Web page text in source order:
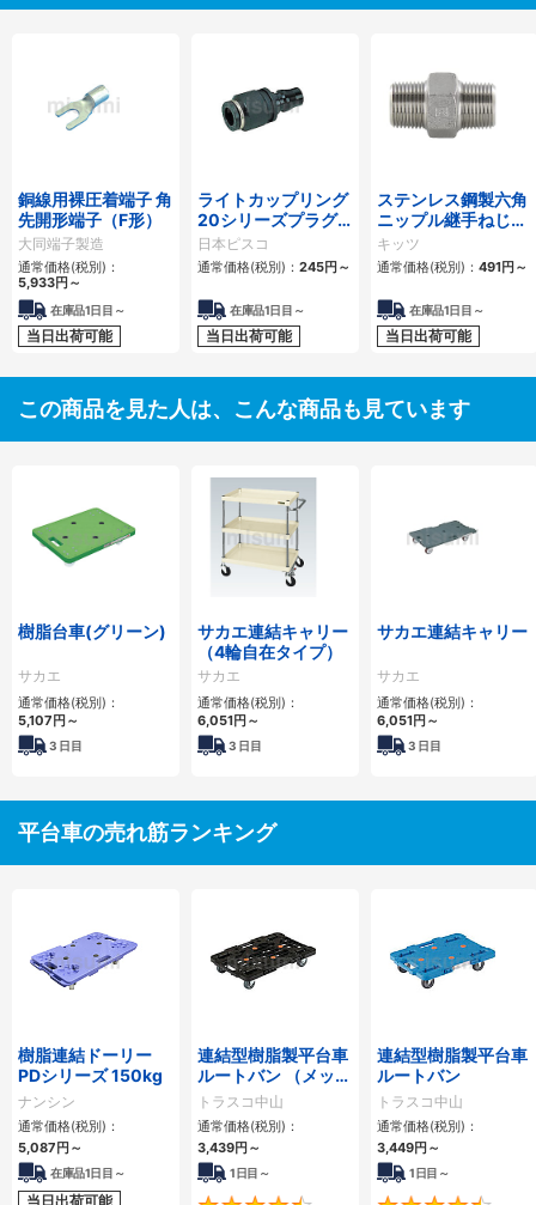
銅線用裸圧着端子 角
先開形端子（F形）
大同端子製造
通常価格(税別)：
5,933円～
在庫品1日目～
当日出荷可能
ライトカップリング
20シリーズプラグ
ワンタッチ継手付ス
トレート
日本ピスコ
通常価格(税別)： 245円～
在庫品1日目～
当日出荷可能
ステンレス鋼製六角
ニップル継手ねじ込
み
キッツ
通常価格(税別)： 491円～
在庫品1日目～
当日出荷可能
この商品を見た人は、こんな商品も見ています
樹脂台車(グリーン)
サカエ
通常価格(税別)：
5,107円～
3 日目
サカエ連結キャリー
（4輪自在タイプ）
サカエ
通常価格(税別)：
6,051円～
3 日目
サカエ連結キャリー
サカエ
通常価格(税別)：
6,051円～
3 日目
平台車の売れ筋ランキング
樹脂連結ドーリー
PDシリーズ 150kg
ナンシン
通常価格(税別)：
5,087円～
在庫品1日目～
当日出荷可能
連結型樹脂製平台車
ルートバン （メッシ
ュタイプ）
トラスコ中山
通常価格(税別)：
3,439円～
1日目～
連結型樹脂製平台車
ルートバン
トラスコ中山
通常価格(税別)：
3,449円～
1日目～